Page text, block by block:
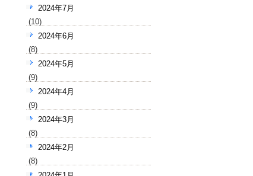
2024年7月
(10)
2024年6月
(8)
2024年5月
(9)
2024年4月
(9)
2024年3月
(8)
2024年2月
(8)